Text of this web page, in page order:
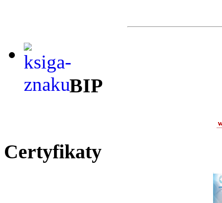
BIP
Certyfikaty